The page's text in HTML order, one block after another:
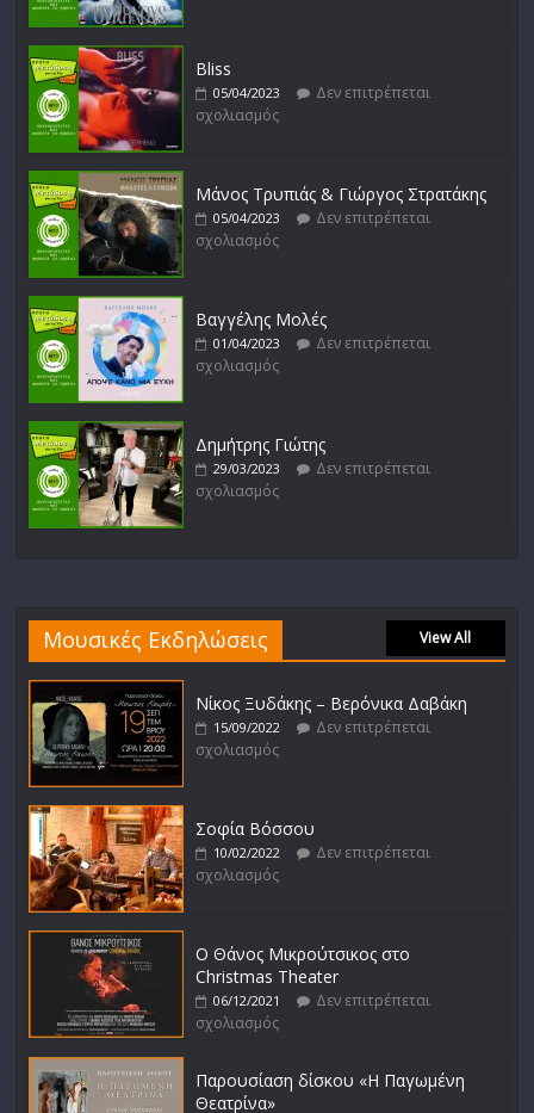
Bliss
05/04/2023
Δεν επιτρέπεται
σχολιασμός
Μάνος Τρυπιάς & Γιώργος Στρατάκης
05/04/2023
Δεν επιτρέπεται
σχολιασμός
Βαγγέλης Μολές
01/04/2023
Δεν επιτρέπεται
σχολιασμός
Δημήτρης Γιώτης
29/03/2023
Δεν επιτρέπεται
σχολιασμός
Μουσικές Εκδηλώσεις View All
Νίκος Ξυδάκης – Βερόνικα Δαβάκη
15/09/2022
Δεν επιτρέπεται
σχολιασμός
Σοφία Βόσσου
10/02/2022
Δεν επιτρέπεται
σχολιασμός
Ο Θάνος Μικρούτσικος στο
Christmas Theater
06/12/2021
Δεν επιτρέπεται
σχολιασμός
Παρουσίαση δίσκου «Η Παγωμένη
Θεατρίνα»